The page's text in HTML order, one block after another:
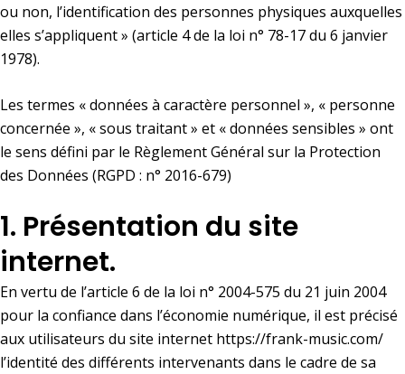
ou non, l’identification des personnes physiques auxquelles
elles s’appliquent » (article 4 de la loi n° 78-17 du 6 janvier
1978).
Les termes « données à caractère personnel », « personne
concernée », « sous traitant » et « données sensibles » ont
le sens défini par le Règlement Général sur la Protection
des Données (RGPD : n° 2016-679)
1. Présentation du site
internet.
En vertu de l’article 6 de la loi n° 2004-575 du 21 juin 2004
pour la confiance dans l’économie numérique, il est précisé
aux utilisateurs du site internet https://frank-music.com/
l’identité des différents intervenants dans le cadre de sa